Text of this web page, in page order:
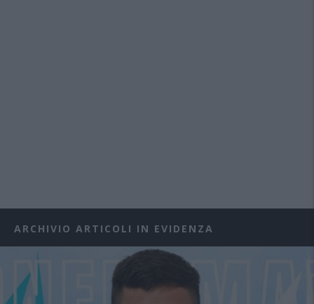
ARCHIVIO ARTICOLI IN EVIDENZA